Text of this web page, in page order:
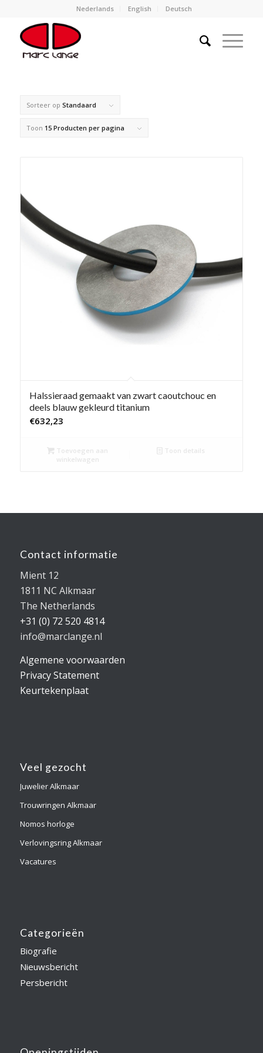
Nederlands English Deutsch
Sorteer op Standaard
Toon 15 Producten per pagina
Halssieraad gemaakt van zwart caoutchouc en
deels blauw gekleurd titanium
€632,23
Toevoegen aan
winkelwagen
Toon details
Contact informatie
Mient 12
1811 NC Alkmaar
The Netherlands
+31 (0) 72 520 4814
info@marclange.nl
Algemene voorwaarden
Privacy Statement
Keurtekenplaat
Veel gezocht
Juwelier Alkmaar
Trouwringen Alkmaar
Nomos horloge
Verlovingsring Alkmaar
Vacatures
Categorieën
Biografie
Nieuwsbericht
Persbericht